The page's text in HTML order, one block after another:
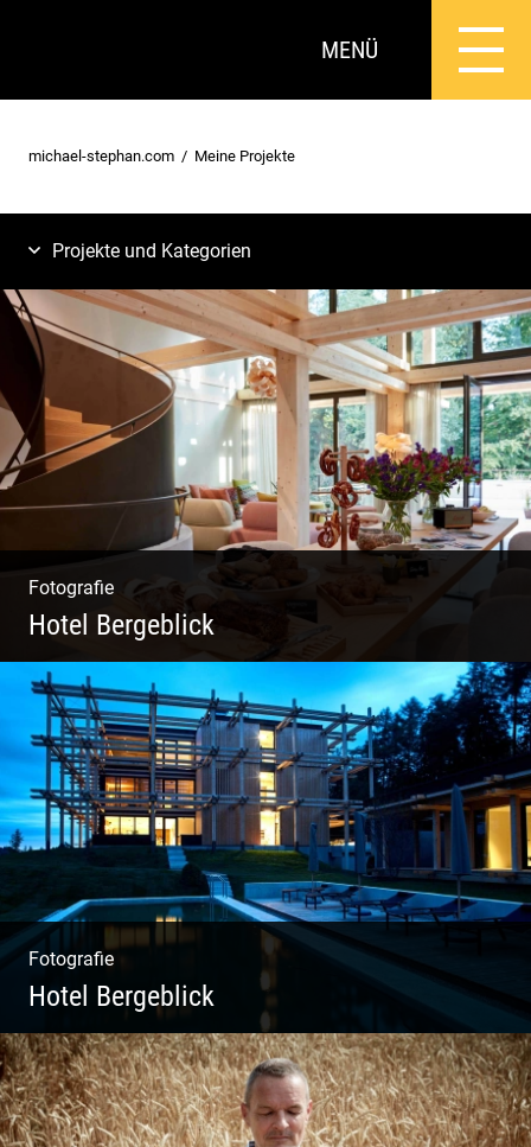
MENÜ
michael-stephan.com Meine Projekte
Projekte und Kategorien
Fotografie
Hotel Bergeblick
Zweites Shooting für das Designhotel in Bad
Tölz
Fotografie
Hotel Bergeblick
Wunderbare Architektur, außergewöhnliches
Design – eine Oase der Ruhe und
Entspannung. Ausgedehnte Fotostrecke